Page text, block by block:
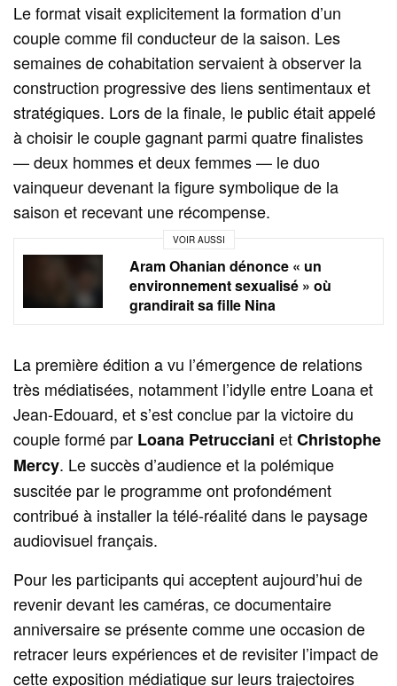
Le format visait explicitement la formation d’un
couple comme fil conducteur de la saison. Les
semaines de cohabitation servaient à observer la
construction progressive des liens sentimentaux et
stratégiques. Lors de la finale, le public était appelé
à choisir le couple gagnant parmi quatre finalistes
— deux hommes et deux femmes — le duo
vainqueur devenant la figure symbolique de la
saison et recevant une récompense.
VOIR AUSSI
Aram Ohanian dénonce « un
environnement sexualisé » où
grandirait sa fille Nina
La première édition a vu l’émergence de relations
très médiatisées, notamment l’idylle entre Loana et
Jean-Edouard, et s’est conclue par la victoire du
couple formé par Loana Petrucciani etChristophe
Mercy. Le succès d’audience et la polémique
suscitée par le programme ont profondément
contribué à installer la télé-réalité dans le paysage
audiovisuel français.
Pour les participants qui acceptent aujourd’hui de
revenir devant les caméras, ce documentaire
anniversaire se présente comme une occasion de
retracer leurs expériences et de revisiter l’impact de
cette exposition médiatique sur leurs trajectoires